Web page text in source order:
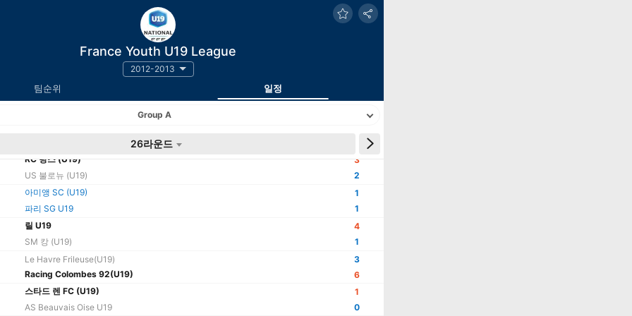
France Youth U19 League
2012-2013
팀순위 일정
Group A
26라운드
RC 랑스 (U19)
US 불로뉴 (U19)
3
2
아미앵 SC (U19)
파리 SG U19
1
1
릴 U19
SM 캉 (U19)
4
1
Le Havre Frileuse(U19)
Racing Colombes 92(U19)
3
6
스타드 렌 FC (U19)
AS Beauvais Oise U19
1
0